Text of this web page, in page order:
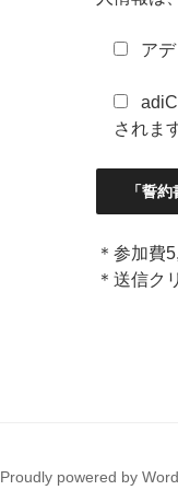
ア
されま
＊参加費
＊送信ク
Proudly powered by